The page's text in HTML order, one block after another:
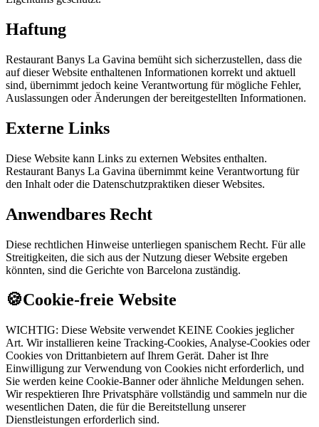
Haftung
Restaurant Banys La Gavina bemüht sich sicherzustellen, dass die
auf dieser Website enthaltenen Informationen korrekt und aktuell
sind, übernimmt jedoch keine Verantwortung für mögliche Fehler,
Auslassungen oder Änderungen der bereitgestellten Informationen.
Externe Links
Diese Website kann Links zu externen Websites enthalten.
Restaurant Banys La Gavina übernimmt keine Verantwortung für
den Inhalt oder die Datenschutzpraktiken dieser Websites.
Anwendbares Recht
Diese rechtlichen Hinweise unterliegen spanischem Recht. Für alle
Streitigkeiten, die sich aus der Nutzung dieser Website ergeben
könnten, sind die Gerichte von Barcelona zuständig.
🍪Cookie-freie Website
WICHTIG: Diese Website verwendet KEINE Cookies jeglicher
Art. Wir installieren keine Tracking-Cookies, Analyse-Cookies oder
Cookies von Drittanbietern auf Ihrem Gerät. Daher ist Ihre
Einwilligung zur Verwendung von Cookies nicht erforderlich, und
Sie werden keine Cookie-Banner oder ähnliche Meldungen sehen.
Wir respektieren Ihre Privatsphäre vollständig und sammeln nur die
wesentlichen Daten, die für die Bereitstellung unserer
Dienstleistungen erforderlich sind.